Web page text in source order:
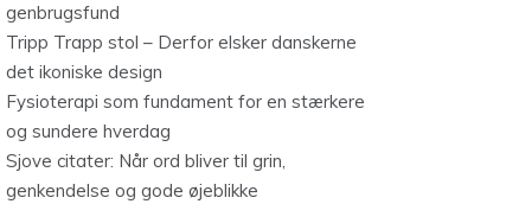
genbrugsfund
Tripp Trapp stol – Derfor elsker danskerne
det ikoniske design
Fysioterapi som fundament for en stærkere
og sundere hverdag
Sjove citater: Når ord bliver til grin,
genkendelse og gode øjeblikke